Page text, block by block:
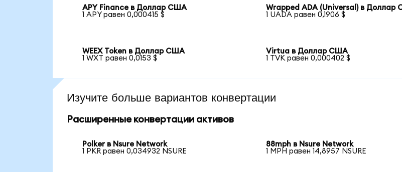
APY Finance в Доллар США
1 APY равен 0,000415 $
Wrapped ADA (Universal) в Доллар
1 UADA равен 0,1906 $
WEEX Token в Доллар США
1 WXT равен 0,0153 $
Virtua в Доллар США
1 TVK равен 0,000402 $
Изучите больше вариантов конвертации
Расширенные конвертации активов
Polker в Nsure Network
1 PKR равен 0,034932 NSURE
88mph в Nsure Network
1 MPH равен 14,8957 NSURE